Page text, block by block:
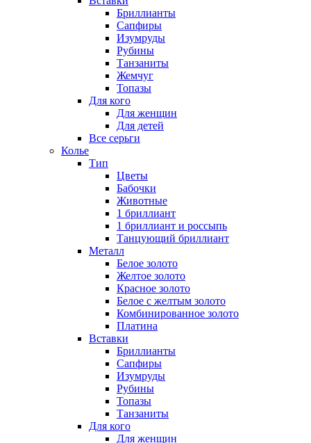
Бриллианты
Сапфиры
Изумруды
Рубины
Танзаниты
Жемчуг
Топазы
Для кого
Для женщин
Для детей
Все серьги
Колье
Тип
Цветы
Бабочки
Животные
1 бриллиант
1 бриллиант и россыпь
Танцующий бриллиант
Металл
Белое золото
Желтое золото
Красное золото
Белое с желтым золото
Комбинированное золото
Платина
Вставки
Бриллианты
Сапфиры
Изумруды
Рубины
Топазы
Танзаниты
Для кого
Для женщин